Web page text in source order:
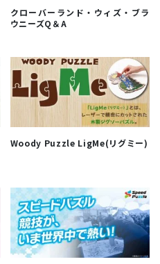
クローバーランド・ウィズ・ブラ
ウニーズQ＆A
Woody Puzzle LigMe(リグミー)